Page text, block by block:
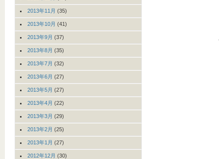
2013年11月 (35)
2013年10月 (41)
2013年9月 (37)
2013年8月 (35)
2013年7月 (32)
2013年6月 (27)
2013年5月 (27)
2013年4月 (22)
2013年3月 (29)
2013年2月 (25)
2013年1月 (27)
2012年12月 (30)